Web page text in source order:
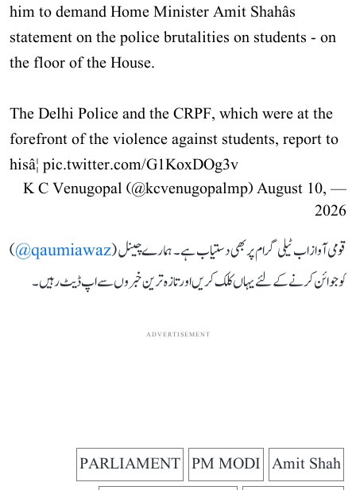
him to demand Home Minister Amit Shahâs
statement on the police brutalities on students - on
the floor of the House.
The Delhi Police and the CRPF, which were at the
forefront of the violence against students, report to
hisâ¦ pic.twitter.com/G1KoxDOg3v
— K C Venugopal (@kcvenugopalmp)
August 10,
2026
قومی آواز اب ٹیلی گرام پر بھی دستیاب ہے۔ ہمارے چینل (qaumiawaz@
)
کو جوائن کرنے کے لئے یہاں کلک کریں اور تازہ ترین خبروں سے اپ ڈیٹ رہیں۔
ADVERTISEMENT
Amit Shah
PM MODI
PARLIAMENT